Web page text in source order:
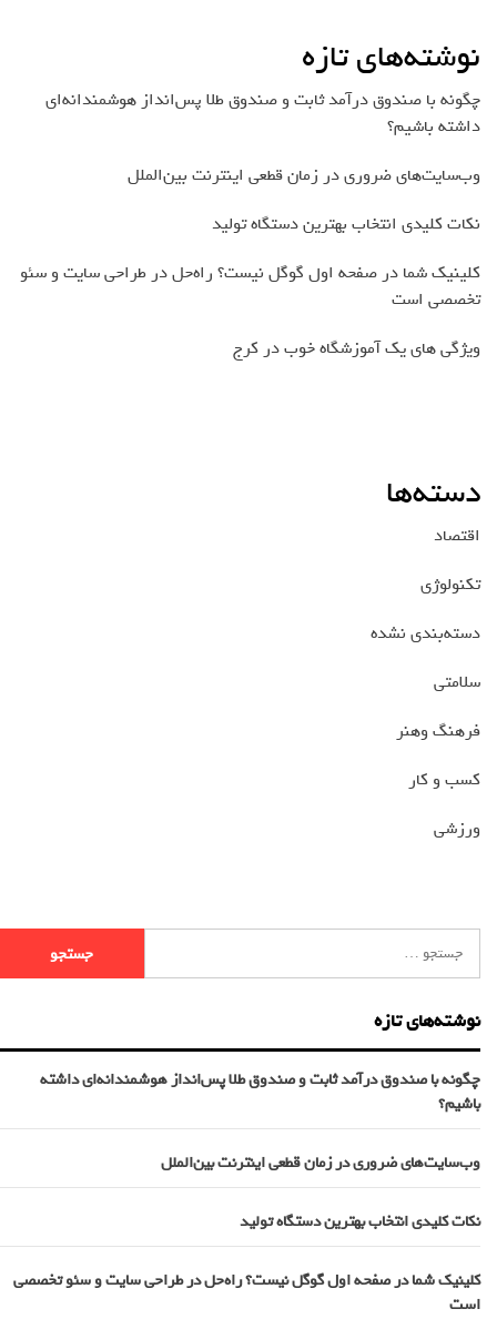
نوشته‌های تازه
چگونه با صندوق درآمد ثابت و صندوق طلا پس‌انداز هوشمندانه‌ای
داشته باشیم؟
وب‌سایت‌های ضروری در زمان قطعی اینترنت بین‌الملل
نکات کلیدی انتخاب بهترین دستگاه تولید
کلینیک شما در صفحه اول گوگل نیست؟ راه‌حل در طراحی سایت و سئو
تخصصی است
ویژگی های یک آموزشگاه خوب در کرج
دسته‌ها
اقتصاد
تکنولوژی
دسته‌بندی نشده
سلامتی
فرهنگ وهنر
کسب و کار
ورزشی
نوشته‌های تازه
چگونه با صندوق درآمد ثابت و صندوق طلا پس‌انداز هوشمندانه‌ای داشته
باشیم؟
وب‌سایت‌های ضروری در زمان قطعی اینترنت بین‌الملل
نکات کلیدی انتخاب بهترین دستگاه تولید
کلینیک شما در صفحه اول گوگل نیست؟ راه‌حل در طراحی سایت و سئو تخصصی
است